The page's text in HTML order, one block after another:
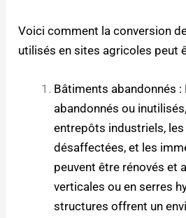
Voici comment la conversion
utilisés en sites agricoles peut
Bâtiments abandonnés
abandonnés ou
entrepôts industriels, les
désaffectées, et les
peuvent être rénovés et
verticales ou en serres
structures offrent un